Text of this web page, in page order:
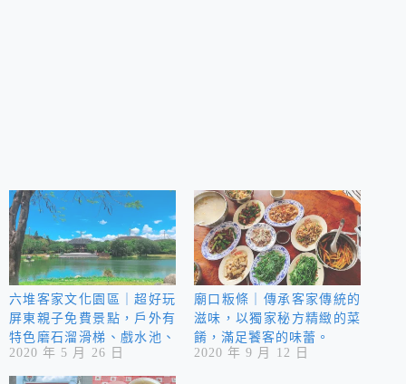
六堆客家文化園區｜超好玩
屏東親子免費景點，戶外有
特色磨石溜滑梯、戲水池、
大沙坑、大草皮，室內有六
堆小星球兒童館 …
2020 年 5 月 26 日
廟口粄條｜傳承客家傳統的
滋味，以獨家秘方精緻的菜
餚，滿足饕客的味蕾。
2020 年 9 月 12 日